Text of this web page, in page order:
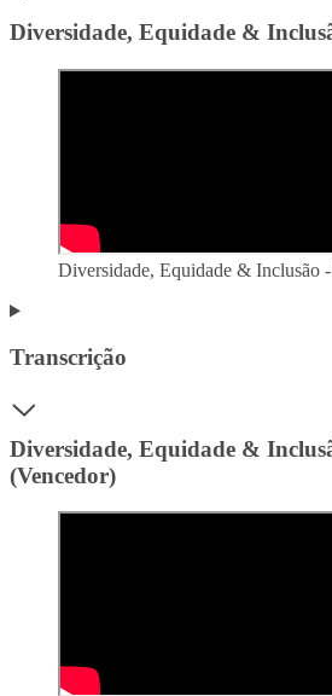
Diversidade, Equidade &
Diversidade, Equidade & Inclusão
Transcrição
Diversidade, Equidade &
(Vencedor)